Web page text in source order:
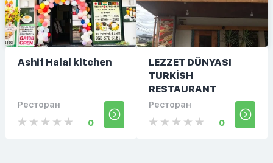
Ashif Halal kitchen
Ресторан
0
LEZZET DÜNYASI
TURKİSH
RESTAURANT
Ресторан
0